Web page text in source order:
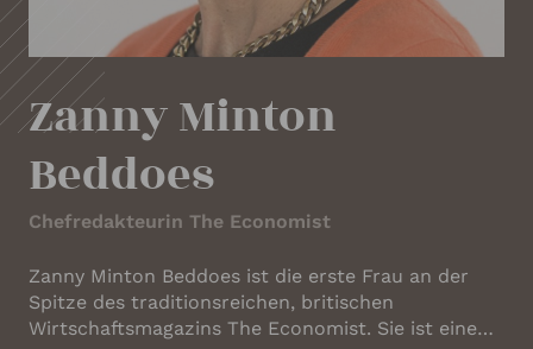
Zanny Minton
Beddoes
Chefredakteurin The Economist
Zanny Minton Beddoes ist die erste Frau an der
Spitze des traditionsreichen, britischen
Wirtschaftsmagazins The Economist. Sie ist eine
Ihr Name*